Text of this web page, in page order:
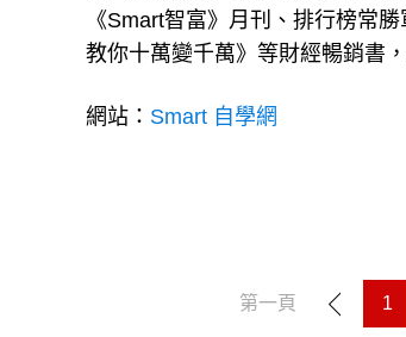
《Smart智富》月刊、排行榜常
教你十萬變千萬》等財經暢銷書
網站： Smart 自學網
第一頁 1